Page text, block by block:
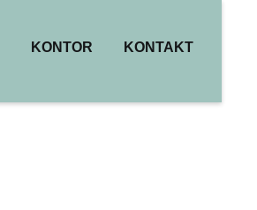
KONTOR KONTAKT